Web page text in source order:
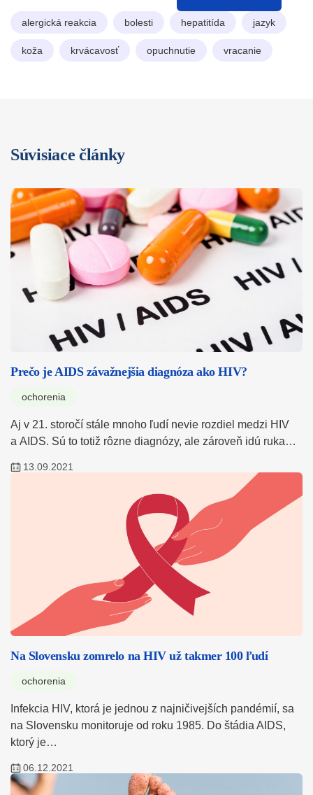
alergická reakcia bolesti hepatitída jazyk
koža krvácavosť opuchnutie vracanie
Súvisiace články
Prečo je AIDS závažnejšia diagnóza ako HIV?
ochorenia
Aj v 21. storočí stále mnoho ľudí nevie rozdiel medzi HIV
a AIDS. Sú to totiž rôzne diagnózy, ale zároveň idú ruka…
13.09.2021
Na Slovensku zomrelo na HIV už takmer 100 ľudí
ochorenia
Infekcia HIV, ktorá je jednou z najničivejších pandémií, sa
na Slovensku monitoruje od roku 1985. Do štádia AIDS,
ktorý je…
06.12.2021